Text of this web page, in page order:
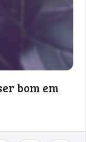
bom em